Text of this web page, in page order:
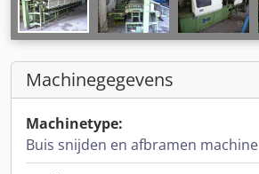
Machinegegevens
Machinetype:
Buis snijden en afbramen machine